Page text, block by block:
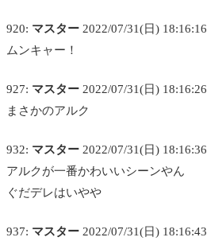
920: マスター 2022/07/31(日) 18:16:16
ムンキャー！
927: マスター 2022/07/31(日) 18:16:26
まさかのアルク
932: マスター 2022/07/31(日) 18:16:36
アルクが一番かわいいシーンやん
ぐだデレはいやや
937: マスター 2022/07/31(日) 18:16:43